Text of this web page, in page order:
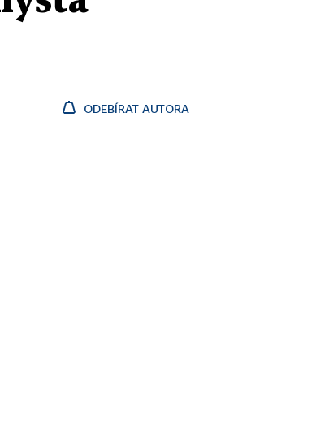
ODEBÍRAT AUTORA